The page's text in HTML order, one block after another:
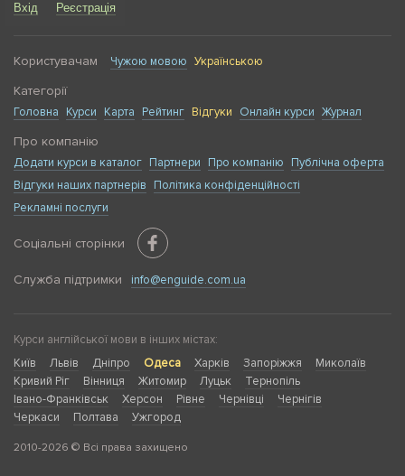
Вхід Реєстрація
Користувачам Чужою мовою Українською
Категорії
Головна Курси Карта Рейтинг Відгуки Онлайн курси Журнал
Про компанію
Додати курси в каталог Партнери Про компанію
Публічна оферта
Відгуки наших партнерів
Політика конфіденційності
Рекламні послуги
Соціальні сторінки
Служба підтримки info@enguide.com.ua
Курси англійської мови в інших містах:
Київ
Львів Дніпро Одеса Харків Запоріжжя
Миколаїв
Кривий Ріг
Вінниця Житомир Луцьк
Тернопіль
Івано-Франківськ
Херсон Рівне Чернівці
Чернігів
Черкаси
Полтава Ужгород
2010-2026 © Всі права захищено